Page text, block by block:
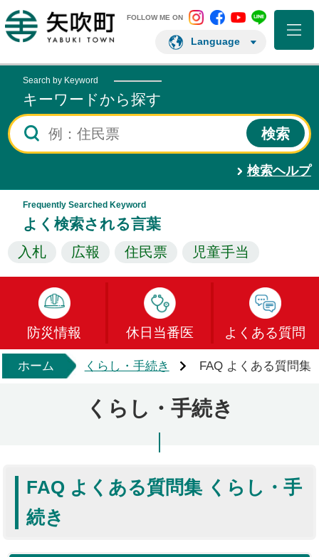
矢吹町ホームページ
FOLLOW ME ON 矢吹町 Instagram
矢吹町矢吹町矢吹町
Language
Search by Keyword
キーワードから探す
検索ヘルプ
Frequently Searched Keyword
よく検索される言葉
入札 広報 住民票 児童手当
防災情報 休日当番医 よくある質問
ホーム くらし・手続き FAQ よくある質問集
くらし・手続き
FAQ よくある質問集 くらし・手
続き